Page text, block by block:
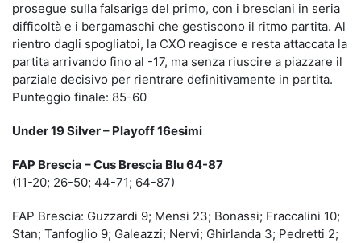
prosegue sulla falsariga del primo, con i bresciani in seria
difficoltà e i bergamaschi che gestiscono il ritmo partita. Al
rientro dagli spogliatoi, la CXO reagisce e resta attaccata la
partita arrivando fino al -17, ma senza riuscire a piazzare il
parziale decisivo per rientrare definitivamente in partita.
Punteggio finale: 85-60
Under 19 Silver – Playoff 16esimi
FAP Brescia – Cus Brescia Blu 64-87
(11-20; 26-50; 44-71; 64-87)
FAP Brescia: Guzzardi 9; Mensi 23; Bonassi; Fraccalini 10;
Stan; Tanfoglio 9; Galeazzi; Nervi; Ghirlanda 3; Pedretti 2;